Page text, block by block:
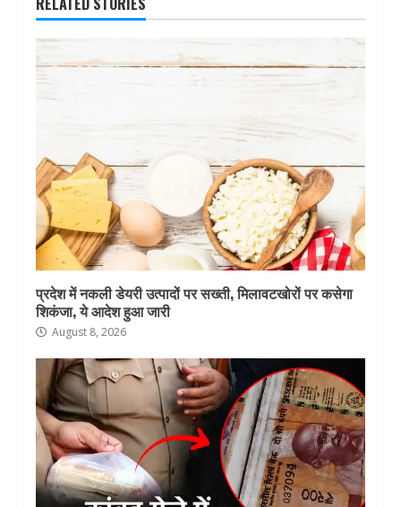
प्रदेश में नकली डेयरी उत्पादों पर सख्ती, मिलावटखोरों पर कसेगा
शिकंजा, ये आदेश हुआ जारी
August 8, 2026